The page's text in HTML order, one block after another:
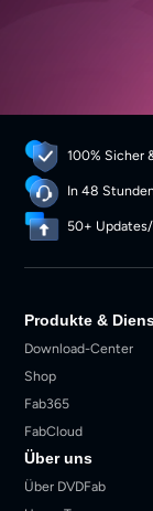
100% Sicher
In 48
50+
Produkte &
Download-Center
Shop
Fab365
FabCloud
Über uns
Über DVDFab